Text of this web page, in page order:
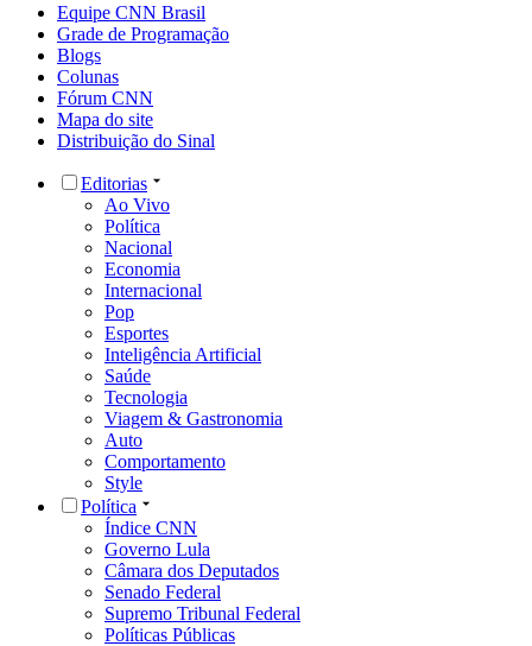
Equipe CNN Brasil
Grade de Programação
Blogs
Colunas
Fórum CNN
Mapa do site
Distribuição do Sinal
Editorias
Ao Vivo
Política
Nacional
Economia
Internacional
Pop
Esportes
Inteligência Artificial
Saúde
Tecnologia
Viagem & Gastronomia
Auto
Comportamento
Style
Política
Índice CNN
Governo Lula
Câmara dos Deputados
Senado Federal
Supremo Tribunal Federal
Políticas Públicas